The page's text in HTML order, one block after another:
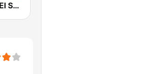
Radio Maria El Salvador